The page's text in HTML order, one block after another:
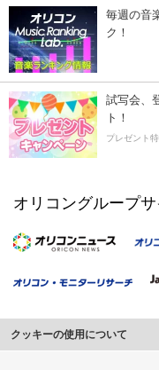
毎週の音
ク！
試写会、
ト！
プレゼント
オリコングループサ
クッキーの使用について
このサイトでは Cookie を使